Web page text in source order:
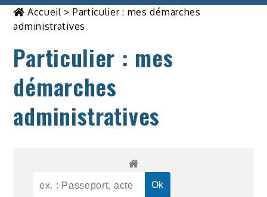
Accueil> Particulier : mes démarches
administratives
Particulier : mes
démarches
administratives